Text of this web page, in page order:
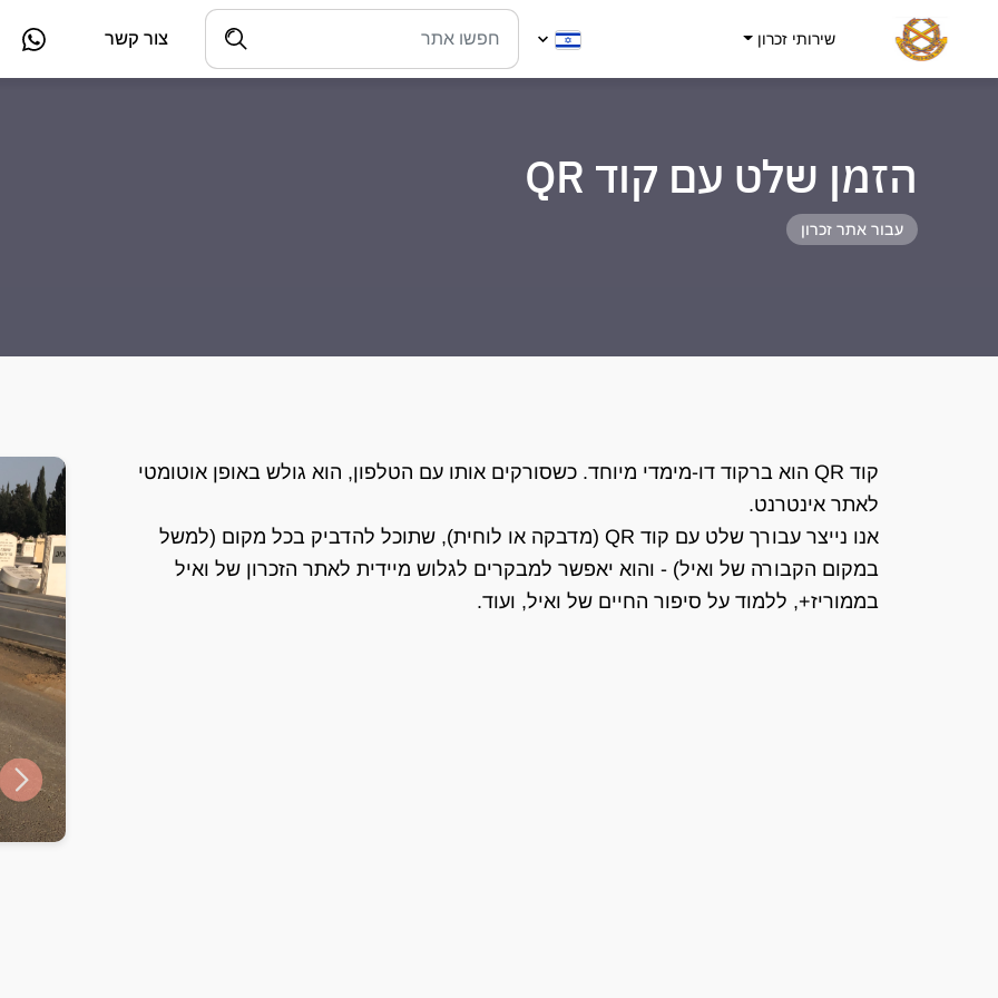
שירותי זכרון צור קשר
הזמן שלט עם קוד QR
עבור אתר זכרון
קוד QR הוא ברקוד דו-מימדי מיוחד. כשסורקים אותו עם הטלפון, הוא גולש באופן אוטומטי
לאתר אינטרנט.
אנו נייצר עבורך שלט עם קוד QR (מדבקה או לוחית), שתוכל להדביק בכל מקום (למשל
במקום הקבורה של ואיל) - והוא יאפשר למבקרים לגלוש מיידית לאתר הזכרון של ואיל
בממוריז+, ללמוד על סיפור החיים של ואיל, ועוד.